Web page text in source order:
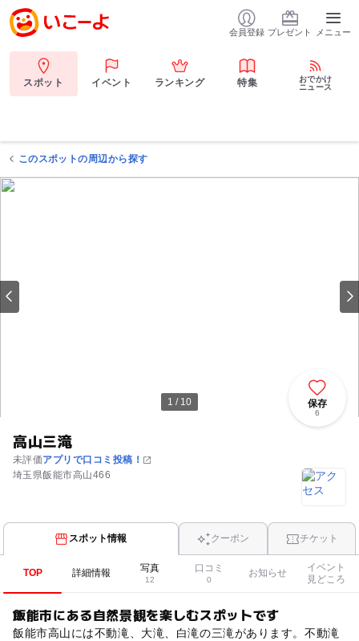
会員登録 プレゼント メニュー
スポット イベント ランキング 特集
おでかけ
ニュース
このスポットの周辺から探す
1 / 10
高山三滝
未評価アプリで口コミ投稿！
埼玉県飯能市高山466
保存
6
スポット情報 クーポン チケット
TOP 詳細情報 写真
12
口コミ
0
お知らせ
イベント
見どころ
飯能市にある自然景観を楽しむスポットです
飯能市高山には不動滝、大滝、白滝の三滝があります。不動滝